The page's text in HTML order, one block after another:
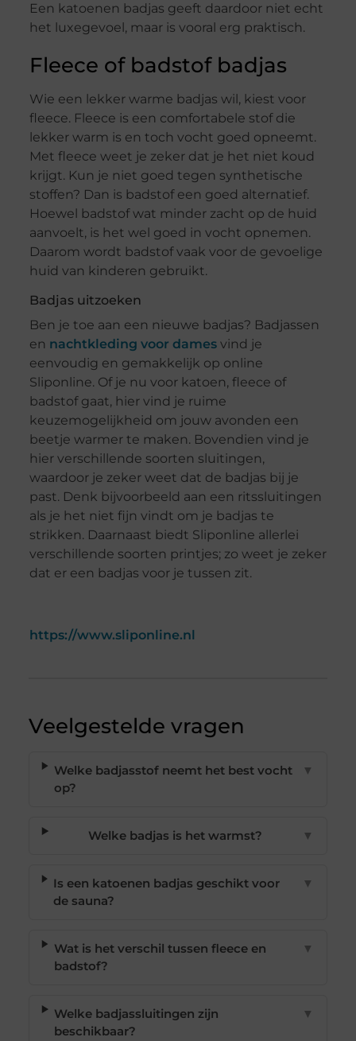
Een katoenen badjas geeft daardoor niet echt
het luxegevoel, maar is vooral erg praktisch.
Fleece of badstof badjas
Wie een lekker warme badjas wil, kiest voor
fleece. Fleece is een comfortabele stof die
lekker warm is en toch vocht goed opneemt.
Met fleece weet je zeker dat je het niet koud
krijgt. Kun je niet goed tegen synthetische
stoffen? Dan is badstof een goed alternatief.
Hoewel badstof wat minder zacht op de huid
aanvoelt, is het wel goed in vocht opnemen.
Daarom wordt badstof vaak voor de gevoelige
huid van kinderen gebruikt.
Badjas uitzoeken
Ben je toe aan een nieuwe badjas? Badjassen
en nachtkleding voor damesvind je
eenvoudig en gemakkelijk op online
Sliponline. Of je nu voor katoen, fleece of
badstof gaat, hier vind je ruime
keuzemogelijkheid om jouw avonden een
beetje warmer te maken. Bovendien vind je
hier verschillende soorten sluitingen,
waardoor je zeker weet dat de badjas bij je
past. Denk bijvoorbeeld aan een ritssluitingen
als je het niet fijn vindt om je badjas te
strikken. Daarnaast biedt Sliponline allerlei
verschillende soorten printjes; zo weet je zeker
dat er een badjas voor je tussen zit.
https://www.sliponline.nl
Veelgestelde vragen
Welke badjasstof neemt het best vocht
op?
▼
Welke badjas is het warmst? ▼
Is een katoenen badjas geschikt voor
de sauna?
▼
Wat is het verschil tussen fleece en
badstof?
▼
Welke badjassluitingen zijn
beschikbaar?
▼